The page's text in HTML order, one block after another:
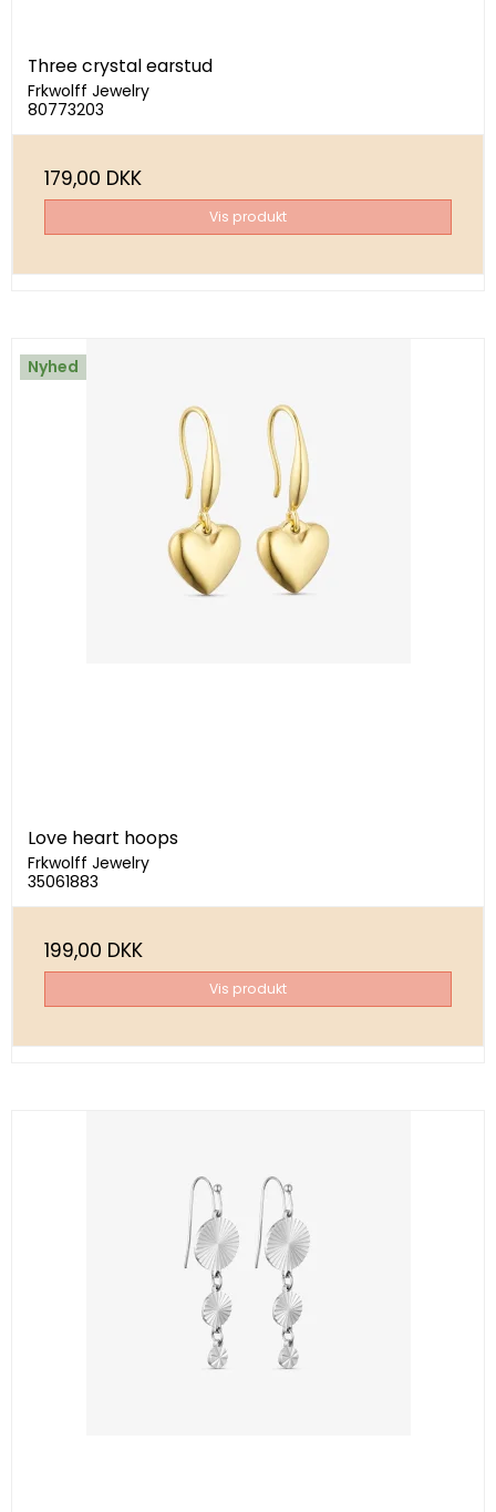
Three crystal earstud
Frkwolff Jewelry
80773203
179,00 DKK
Vis produkt
Nyhed
Love heart hoops
Frkwolff Jewelry
35061883
199,00 DKK
Vis produkt